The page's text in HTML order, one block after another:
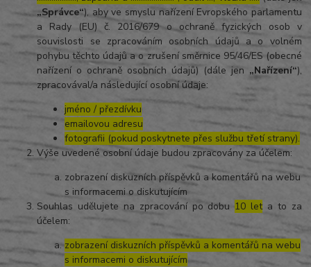
„Správce“), aby ve smyslu nařízení Evropského parlamentu
a Rady (EU) č. 2016/679 o ochraně fyzických osob v
souvislosti se zpracováním osobních údajů a o volném
pohybu těchto údajů a o zrušení směrnice 95/46/ES (obecné
nařízení o ochraně osobních údajů) (dále jen „Nařízení“),
zpracovával/a následující osobní údaje:
jméno / přezdívku
emailovou adresu
fotografii (pokud poskytnete přes službu třetí strany).
Výše uvedené osobní údaje budou zpracovány za účelem:
zobrazení diskuzních příspěvků a komentářů na webu
s informacemi o diskutujícím
Souhlas udělujete na zpracování po dobu 10 leta to za
účelem:
zobrazení diskuzních příspěvků a komentářů na webu
s informacemi o diskutujícím